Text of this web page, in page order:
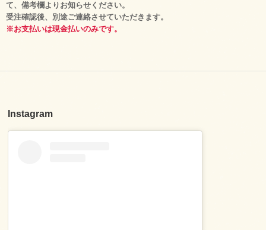
て、備考欄よりお知らせください。
受注確認後、別途ご連絡させていただきます。
※お支払いは現金払いのみです。
Instagram